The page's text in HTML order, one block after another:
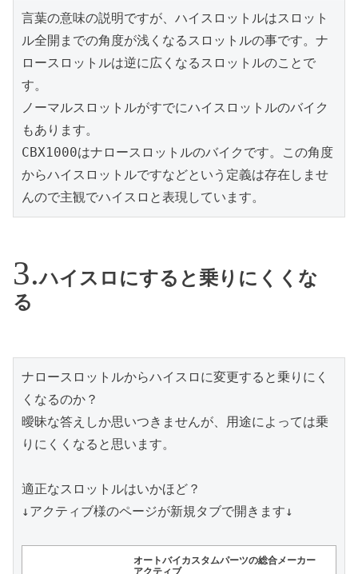
言葉の意味の説明ですが、ハイスロットルはスロット
ル全開までの角度が浅くなるスロットルの事です。ナ
ロースロットルは逆に広くなるスロットルのことで
す。
ノーマルスロットルがすでにハイスロットルのバイク
もあります。
CBX1000はナロースロットルのバイクです。この角度
からハイスロットルですなどという定義は存在しませ
んので主観でハイスロと表現しています。
ハイスロにすると乗りにくくな
る
ナロースロットルからハイスロに変更すると乗りにく
くなるのか？
曖昧な答えしか思いつきませんが、用途によっては乗
りにくくなると思います。
適正なスロットルはいかほど？
↓アクティブ様のページが新規タブで開きます↓
オートバイカスタムパーツの総合メーカー